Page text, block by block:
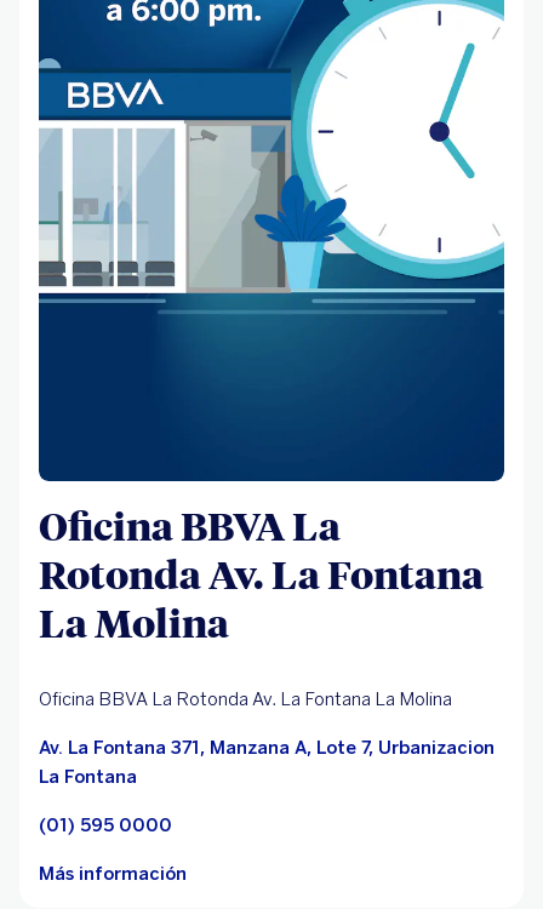
Oficina BBVA La
Rotonda Av. La Fontana
La Molina
Oficina BBVA La Rotonda Av. La Fontana La Molina
Av. La Fontana 371, Manzana A, Lote 7, Urbanizacion
La Fontana
(01) 595 0000
Más información